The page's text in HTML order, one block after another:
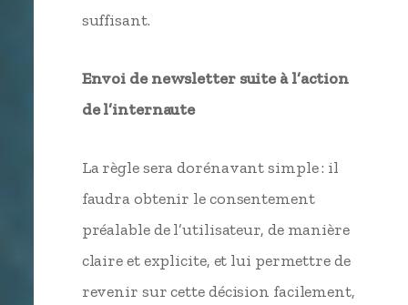
suffisant.
Envoi de newsletter suite à l’action
de l’internaute
La règle sera dorénavant simple : il
faudra obtenir le consentement
préalable de l’utilisateur, de manière
claire et explicite, et lui permettre de
revenir sur cette décision facilement,